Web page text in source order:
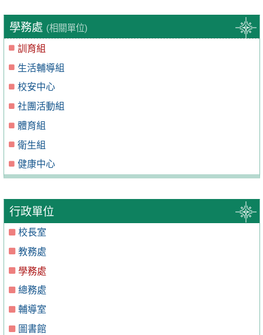
學務處 (相關單位)
訓育組
生活輔導組
校安中心
社團活動組
體育組
衛生組
健康中心
行政單位
校長室
教務處
學務處
總務處
輔導室
圖書館